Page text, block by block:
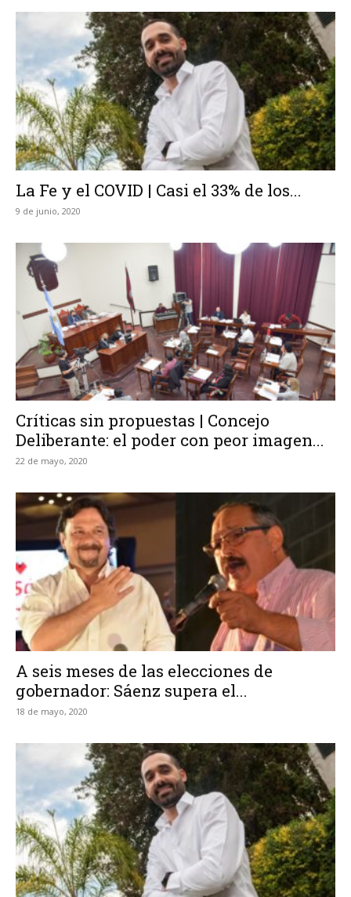
La Fe y el COVID | Casi el 33% de los...
9 de junio, 2020
Críticas sin propuestas | Concejo
Deliberante: el poder con peor imagen...
22 de mayo, 2020
A seis meses de las elecciones de
gobernador: Sáenz supera el...
18 de mayo, 2020